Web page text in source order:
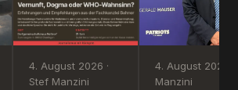
4. August 2026 ·
Stef Manzini
4. August 2026 ·
Manzini